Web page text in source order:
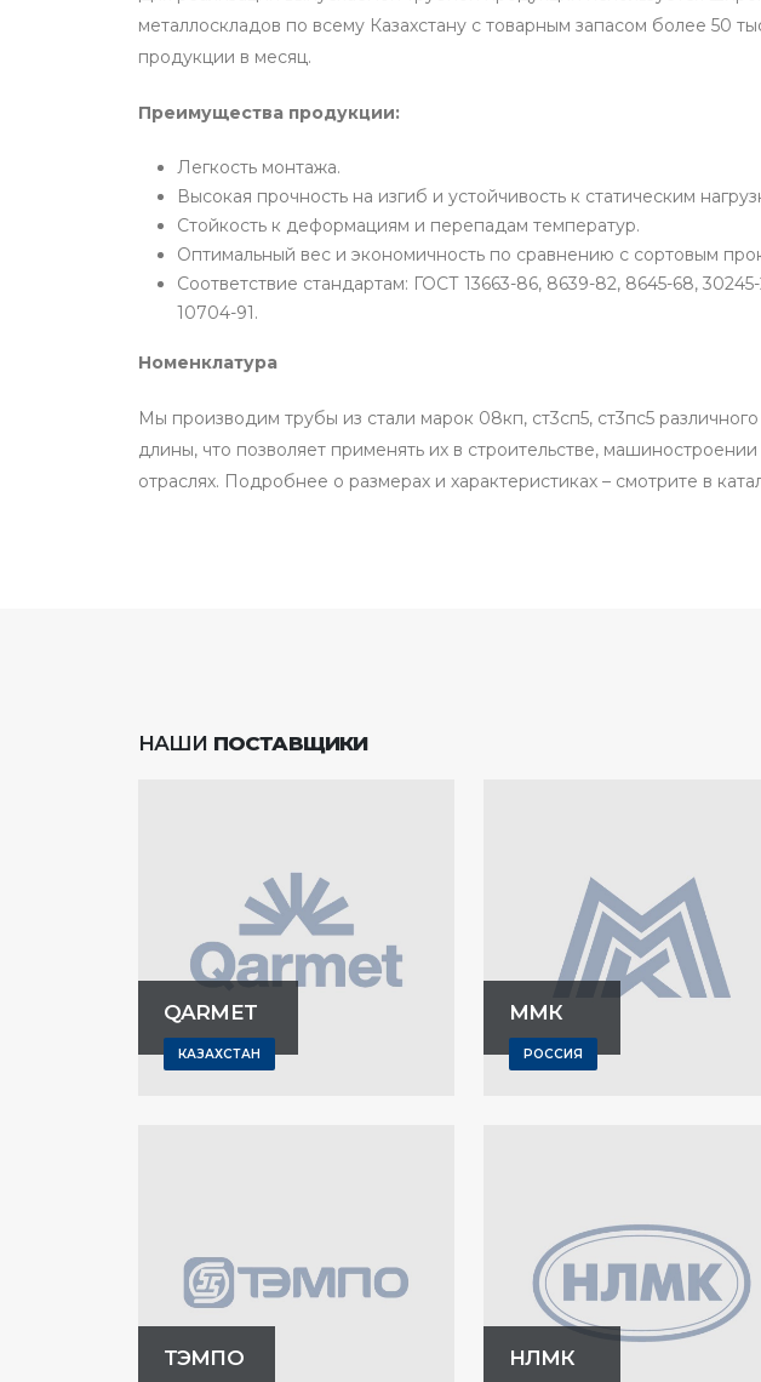
металлоскладов по всему Казахстану с товарным запасом более 50
продукции в месяц.
Преимущества продукции:
Легкость монтажа.
Высокая прочность на изгиб и устойчивость к статическим
Стойкость к деформациям и перепадам температур.
Оптимальный вес и экономичность по сравнению с сортовым
Соответствие стандартам: ГОСТ 13663-86, 8639-82, 8645-68,
10704-91.
Номенклатура
Мы производим трубы из стали марок 08кп, ст3сп5, ст3пс5
длины, что позволяет применять их в строительстве,
отраслях. Подробнее о размерах и характеристиках – смотрите в
НАШИ ПОСТАВЩИКИ
QARMET
КАЗАХСТАН
ММК
РОССИЯ
ТЭМПО НЛМК